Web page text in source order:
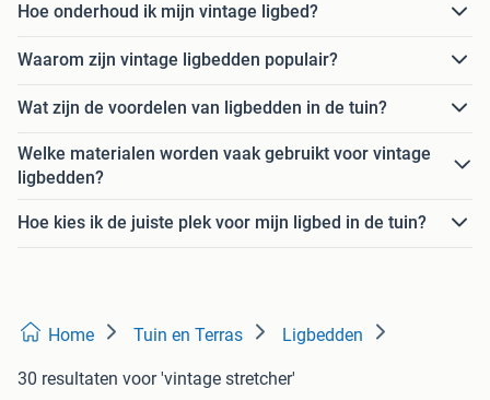
Hoe onderhoud ik mijn vintage ligbed?
Waarom zijn vintage ligbedden populair?
Wat zijn de voordelen van ligbedden in de tuin?
Welke materialen worden vaak gebruikt voor vintage
ligbedden?
Hoe kies ik de juiste plek voor mijn ligbed in de tuin?
Home Tuin en Terras Ligbedden
30 resultaten voor 'vintage stretcher'